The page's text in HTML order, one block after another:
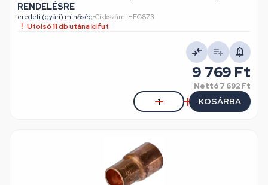
RENDELÉSRE
eredeti (gyári) minőség•Cikkszám: HEG873
Utolsó 11 db utána kifut
9 769 Ft
Nettó7 692 Ft
KOSÁRBA